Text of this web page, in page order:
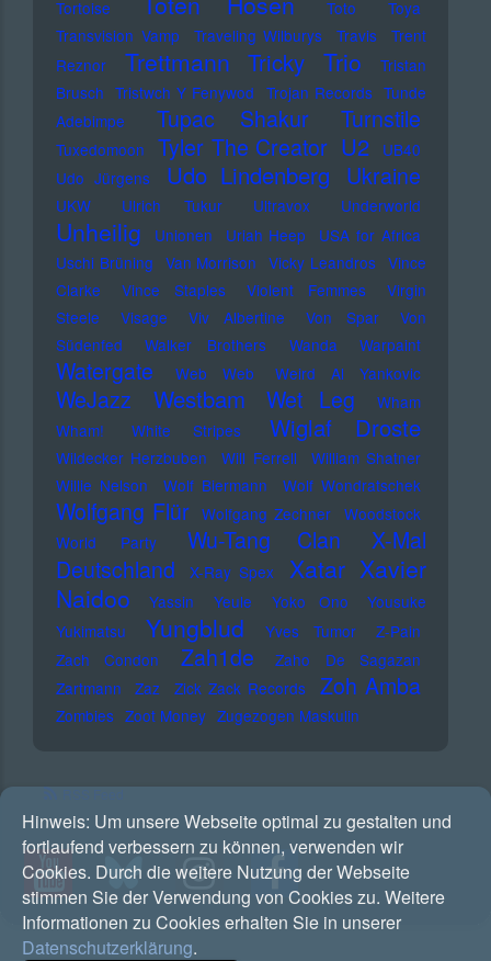
Tortoise
Toto
Toya
Transvision Vamp
Traveling Wilburys Travis
Trent
Reznor
Trettmann Tricky Trio
Tristan
Brusch Tristwch Y Fenywod Trojan Records Tunde
Adebimpe
Tupac Shakur Turnstile
Tuxedomoon Tyler The Creator U2
UB40
Udo Jürgens
Udo Lindenberg Ukraine
UKW Ulrich Tukur Ultravox Underworld
Unheilig Unionen Uriah Heep
USA for Africa
Uschi Brüning Van Morrison Vicky Leandros Vince
Clarke
Vince Staples Violent Femmes
Virgin
Steele
Visage Viv Albertine Von Spar
Von
Südenfed
Walker Brothers Wanda Warpaint
Watergate Web Web Weird Al Yankovic
WeJazz Westbam Wet Leg
Wham
Wham!
White Stripes Wiglaf Droste
Wildecker Herzbuben Will Ferrell
William Shatner
Willie Nelson
Wolf Biermann Wolf Wondratschek
Wolfgang Flür Wolfgang Zechner
Woodstock
World Party
Wu-Tang Clan
X-Mal
Deutschland
X-Ray Spex Xatar Xavier
Naidoo
Yassin Yeule Yoko Ono
Yousuke
Yukimatsu
Yungblud Yves Tumor
Z-Pain
Zach Condon
Zah1de
Zaho De Sagazan
Zartmann
Zaz Zick Zack Records Zoh Amba
Zombies Zoot Money Zugezogen Maskulin
Hinweis: Um unsere Webseite optimal zu gestalten und
fortlaufend verbessern zu können, verwenden wir
Cookies. Durch die weitere Nutzung der Webseite
stimmen Sie der Verwendung von Cookies zu. Weitere
Informationen zu Cookies erhalten Sie in unserer
Datenschutzerklärung.